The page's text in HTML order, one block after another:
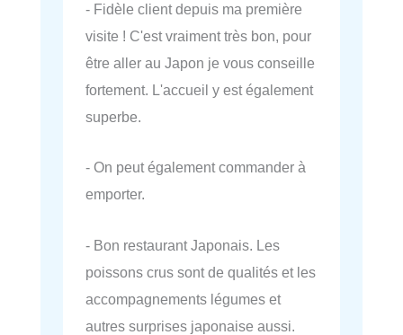
- Fidèle client depuis ma première
visite ! C'est vraiment très bon, pour
être aller au Japon je vous conseille
fortement. L'accueil y est également
superbe.
- On peut également commander à
emporter.
- Bon restaurant Japonais. Les
poissons crus sont de qualités et les
accompagnements légumes et
autres surprises japonaise aussi.